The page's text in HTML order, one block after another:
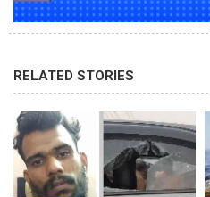
RELATED STORIES